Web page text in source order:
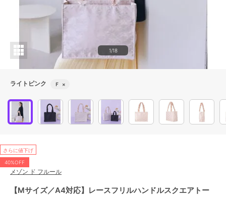
1/18
ライトピンク Ｆ ×
さらに値下げ
40%OFF
メゾン ド フルール
【Mサイズ／A4対応】レースフリルハンドルスクエアトー